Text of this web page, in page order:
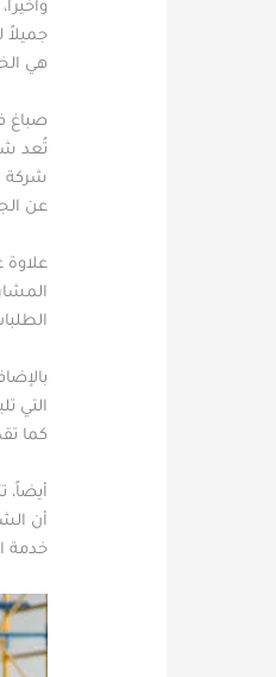
هي
صباغ
تُعد
شركة
عن
علاوة
التي
كما
أيضاً،
أن
خدمة